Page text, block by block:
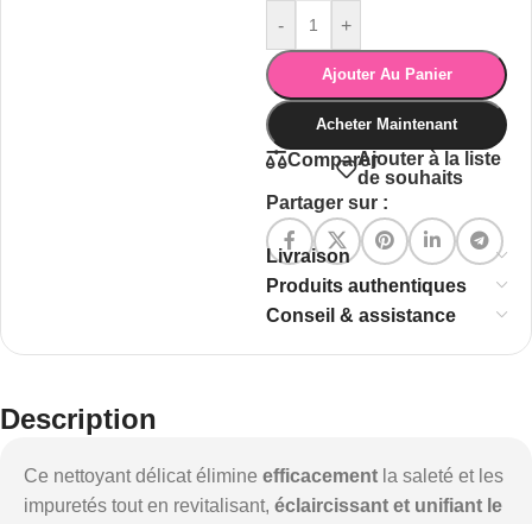
- +
Ajouter Au Panier
Acheter Maintenant
ComparerAjouter à la liste
de souhaits
Partager sur :
Livraison
Produits authentiques
Conseil & assistance
Description
Ce nettoyant délicat élimine efficacement la saleté et les
impuretés tout en revitalisant, éclaircissant et unifiant le